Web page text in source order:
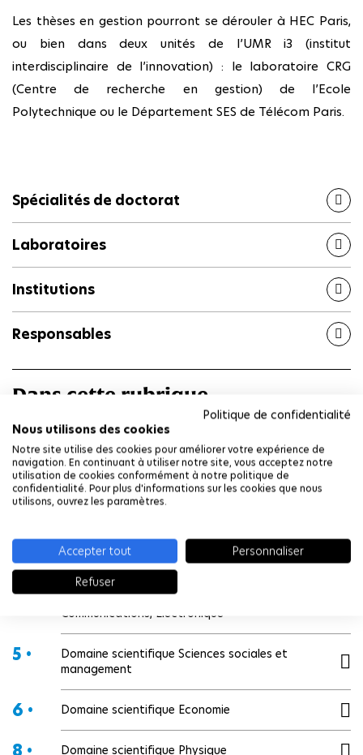
Politique de confidentialité
Nous utilisons des cookies
Notre site utilise des cookies pour améliorer votre expérience de
navigation. En continuant à utiliser notre site, vous acceptez notre
utilisation de cookies conformément à notre politique de
confidentialité. Pour plus d'informations sur les cookies que nous
utilisons, ouvrez les paramètres.
Accepter tout
Personnaliser
Refuser
Les thèses en gestion pourront se dérouler à HEC Paris,
ou bien dans deux unités de l’UMR i3 (institut
interdisciplinaire de l’innovation) : le laboratoire CRG
(Centre de recherche en gestion) de l’Ecole
Polytechnique ou le Département SES de Télécom Paris.
Spécialités de doctorat
Laboratoires
Institutions
Responsables
Dans cette rubrique
1 • Domaine scientifique Biologie
2 •
Domaine scientifique Informatique, Données et
Intelligence Artificielle
3 •
Domaine scientifique Sciences humaines, Art,
Lettres et Langues
4 •
Domaine scientifique Information,
Communications, Électronique
5 •
Domaine scientifique Sciences sociales et
management
6 • Domaine scientifique Economie
Domaine scientifique Physique